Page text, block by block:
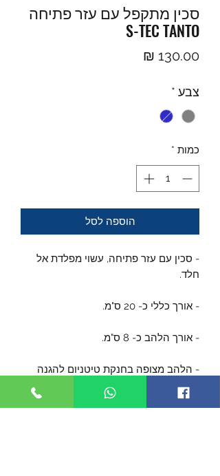
סכין מתקפל עם עזר פתיחה
S-TEC TANTO
צבע *
כמות *
הוספה לסל
- סכין עם עזר פתיחה, עשוי מפלדת אל
חלד.
- אורך כללי כ- 20 ס"מ.
- אורך הלהב כ- 8 ס"מ.
- הלהב מצופה בחנקת טיטניום להגנה
לאורך זמן ולמראה יפה.